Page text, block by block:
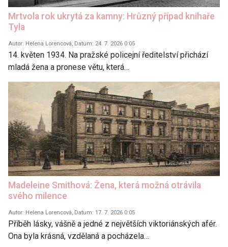
Mrtvola rok ukrytá za kamny: Hrůzný případ knihaře
Tyla
Autor: Helena Lorencová, Datum: 24. 7. 2026 0:05
14. květen 1934. Na pražské policejní ředitelství přichází
mladá žena a pronese větu, která…
Madeleine Smithová: Žena, která možná otrávila
svého milence
Autor: Helena Lorencová, Datum: 17. 7. 2026 0:05
Příběh lásky, vášně a jedné z největších viktoriánských afér.
Ona byla krásná, vzdělaná a pocházela…